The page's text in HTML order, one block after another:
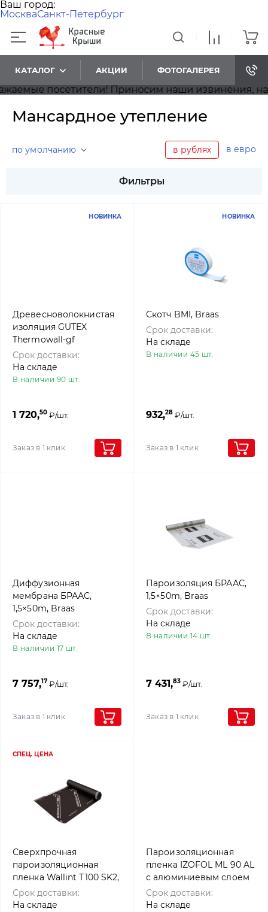
Ваш город:
МоскваСанкт-Петербург
КАТАЛОГ АКЦИИ ФОТОГАЛЕРЕЯ
посетители! Приносим наши извинения, на сайте
Мансардное утепление
по умолчанию в рублях в евро
Фильтры
НОВИНКА
Древесноволокнистая
изоляция GUTEX
Thermowall-gf
Срок доставки:
На складе
В наличии 90 шт.
1 720,50 ₽/шт.
Заказ в 1 клик
НОВИНКА
Скотч BMI, Braas
Срок доставки:
На складе
В наличии 45 шт.
932,28 ₽/шт.
Заказ в 1 клик
Диффузионная
мембрана БРААС,
1,5×50m, Braas
Срок доставки:
На складе
В наличии 17 шт.
7 757,17 ₽/шт.
Заказ в 1 клик
Пароизоляция БРААС,
1,5×50m, Braas
Срок доставки:
На складе
В наличии 14 шт.
7 431,83 ₽/шт.
Заказ в 1 клик
СПЕЦ. ЦЕНА
Сверхпрочная
пароизоляционная
пленка Wallint T100 SK2,
1,5x50 м, KLOBER
Срок доставки:
На складе
Пароизоляционная
пленка IZOFOL ML 90 AL
с алюминиевым слоем
(1,5 м х 50 м), 4roof
Срок доставки:
На складе